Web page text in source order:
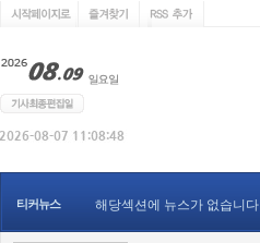
티커뉴스 해당섹션에 뉴스가 없습니다